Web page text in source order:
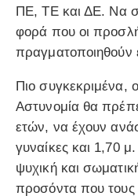
ΠΕ, ΤΕ και ΔΕ. Να
φορά που οι
Πιο συγκεκριμένα,
Αστυνομία θα
ετών, να έχουν
γυναίκες και 1,70
ψυχική και
προσόντα που τους